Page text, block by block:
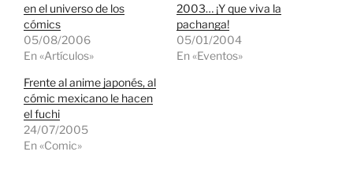
en el universo de los
cómics
05/08/2006
En «Artículos»
2003… ¡Y que viva la
pachanga!
05/01/2004
En «Eventos»
Frente al anime japonés, al
cómic mexicano le hacen
el fuchi
24/07/2005
En «Comic»